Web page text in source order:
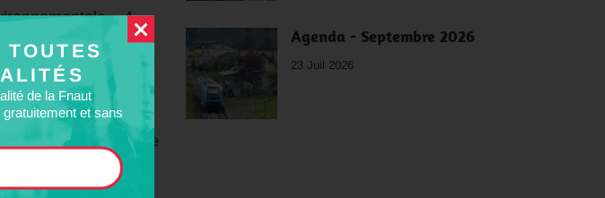
TOUTES
de la Fnaut
et sans
« 4
à la région
à venir.
trains en circulation
travaux en gare se
Agenda - Septembre 2026
23 Juil 2026